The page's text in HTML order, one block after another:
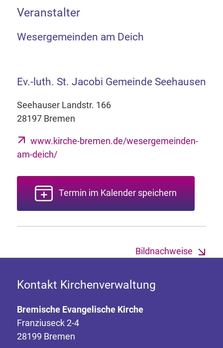
Veranstalter
Wesergemeinden am Deich
Ev.-luth. St. Jacobi Gemeinde Seehausen
Seehauser Landstr. 166
28197 Bremen
www.kirche-bremen.de/wesergemeinden-
am-deich/
Termin im Kalender speichern
Bildnachweise
Kontakt Kirchenverwaltung
Bremische Evangelische Kirche
Franziuseck 2-4
28199 Bremen